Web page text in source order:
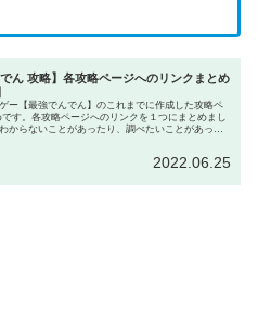
でん 攻略】各攻略ページへのリンクまとめ
ー【最強でんでん】のこれまでに作成した攻略ペ
す。各攻略ページへのリンクを１つにまとめまし
からないことがあったり、調べたいことがあった
2022.06.25